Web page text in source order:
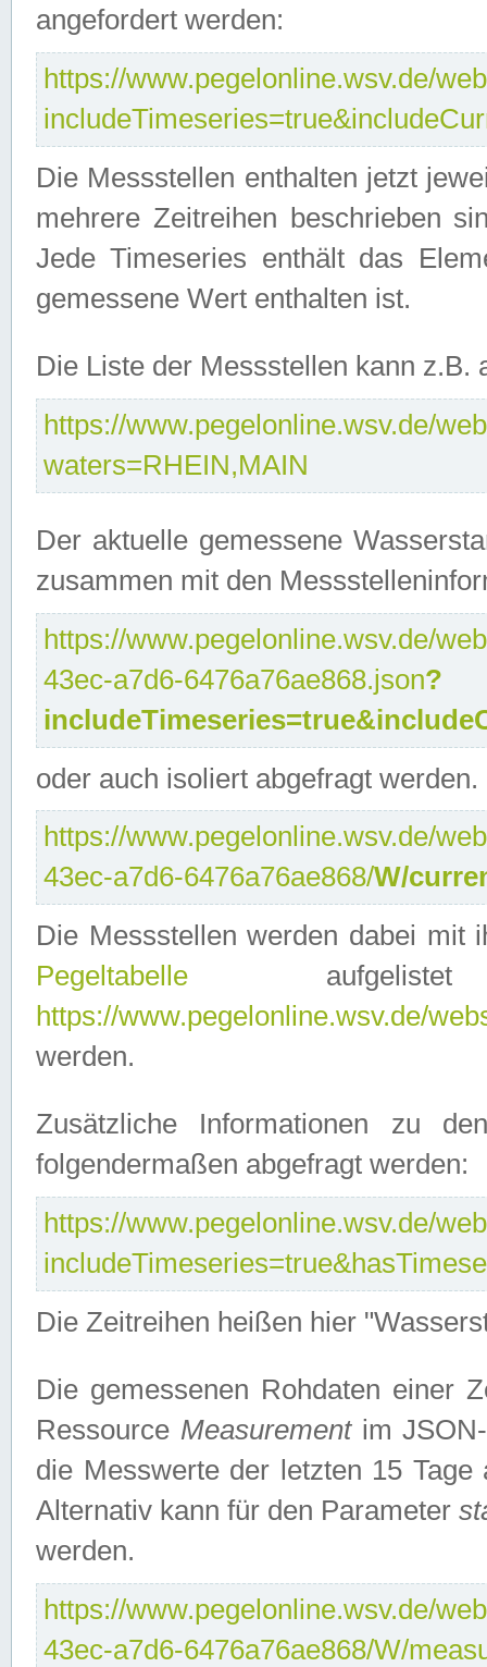
angefordert werden:
https://www.pegelonline.wsv.de/
Die Messstellen enthalten jetzt
mehrere Zeitreihen beschrieben
Jede Timeseries enthält das
gemessene Wert enthalten ist.
Die Liste der Messstellen kann
https://www.pegelonline.wsv.de/
waters=RHEIN,MAIN
Der aktuelle gemessene
zusammen mit den
https://www.pegelonline.wsv.de/
43ec-a7d6-6476a76ae868.json?
oder auch isoliert abgefragt werden.
https://www.pegelonline.wsv.de/
43ec-a7d6-6476a76ae868/W/
Die Messstellen werden dabei mit
Pegeltabelle
https://www.pegelonline.wsv.de/
werden.
Zusätzliche Informationen zu
folgendermaßen abgefragt werden:
https://www.pegelonline.wsv.de/
Die Zeitreihen heißen hier
Die gemessenen Rohdaten einer
Ressource Measurementim JSON-
die Messwerte der letzten 15
Alternativ kann für den Parameter
werden.
https://www.pegelonline.wsv.de/
43ec-a7d6-6476a76ae868/W/